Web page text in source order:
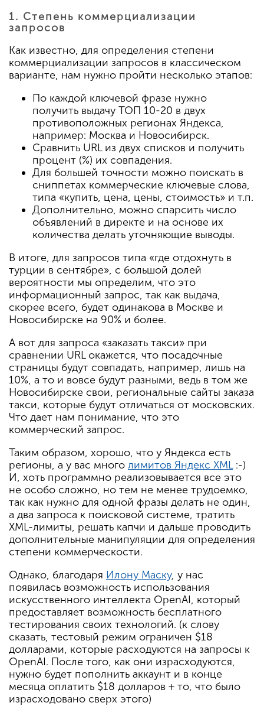
1. Степень коммерциализации
запросов
Как известно, для определения степени
коммерциализации запросов в классическом
варианте, нам нужно пройти несколько этапов:
По каждой ключевой фразе нужно
получить выдачу ТОП 10-20 в двух
противоположных регионах Яндекса,
например: Москва и Новосибирск.
Сравнить URL из двух списков и получить
процент (%) их совпадения.
Для большей точности можно поискать в
сниппетах коммерческие ключевые слова,
типа «купить, цена, цены, стоимость» и т.п.
Дополнительно, можно спарсить число
объявлений в директе и на основе их
количества делать уточняющие выводы.
В итоге, для запросов типа «где отдохнуть в
турции в сентябре», с большой долей
вероятности мы определим, что это
информационный запрос, так как выдача,
скорее всего, будет одинакова в Москве и
Новосибирске на 90% и более.
А вот для запроса «заказать такси» при
сравнении URL окажется, что посадочные
страницы будут совпадать, например, лишь на
10%, а то и вовсе будут разными, ведь в том же
Новосибирске свои, региональные сайты заказа
такси, которые будут отличаться от московских.
Что дает нам понимание, что это
коммерческий запрос.
Таким образом, хорошо, что у Яндекса есть
регионы, а у вас много лимитов Яндекс XML:-)
И, хоть программно реализовывается все это
не особо сложно, но тем не менее трудоемко,
так как нужно для одной фразы делать не один,
а два запроса к поисковой системе, тратить
XML-лимиты, решать капчи и дальше проводить
дополнительные манипуляции для определения
степени коммерческости.
Однако, благодаря Илону Маску, у нас
появилась возможность использования
искусственного интеллекта OpenAI, который
предоставляет возможность бесплатного
тестирования своих технологий. (к слову
сказать, тестовый режим ограничен $18
долларами, которые расходуются на запросы к
OpenAI. После того, как они израсходуются,
нужно будет пополнить аккаунт и в конце
месяца оплатить $18 долларов + то, что было
израсходовано сверх этого)